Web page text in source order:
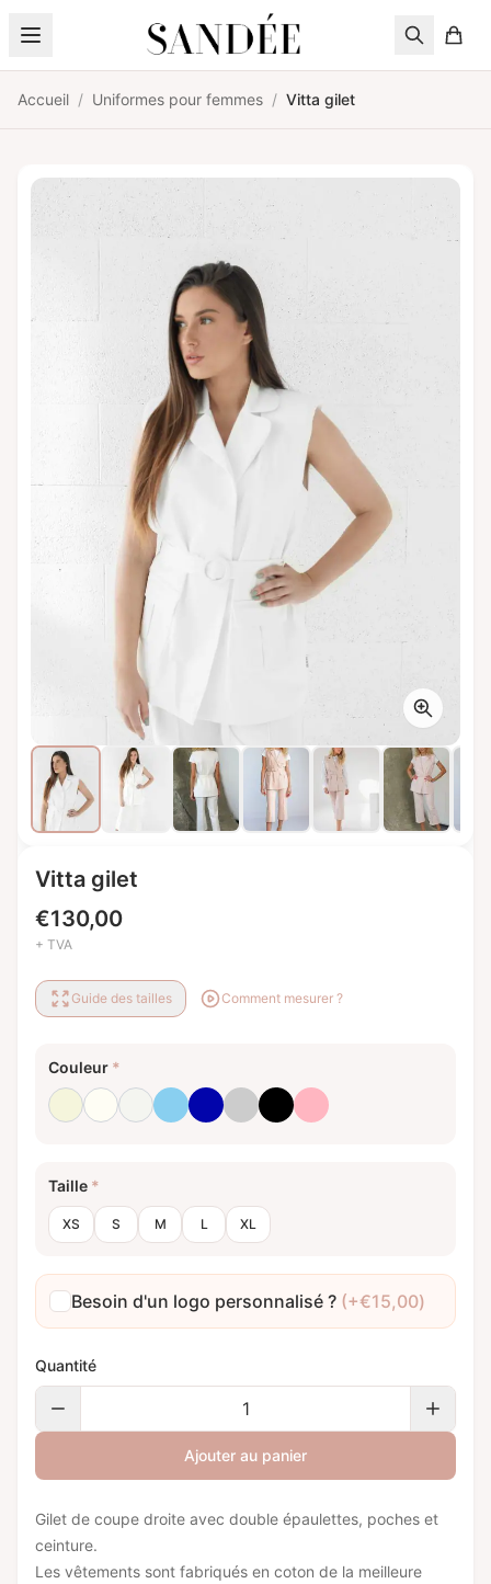
Aller au contenu
Accueil / Uniformes pour femmes / Vitta gilet
Vitta gilet
€130,00
+ TVA
Guide des tailles Comment mesurer ?
Couleur *
BeigeBlanc laiteux
Blanc optique
Bleu bébé
Bleu royal
Gris clair
Noir Rose clair
Taille *
XS S M L XL
Besoin d'un logo personnalisé ? (+€15,00)
Quantité
Ajouter au panier
Gilet de coupe droite avec double épaulettes, poches et
ceinture.
Les vêtements sont fabriqués en coton de la meilleure